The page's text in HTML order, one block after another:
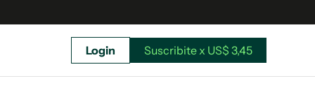
Login Suscribite x US$ 3,45